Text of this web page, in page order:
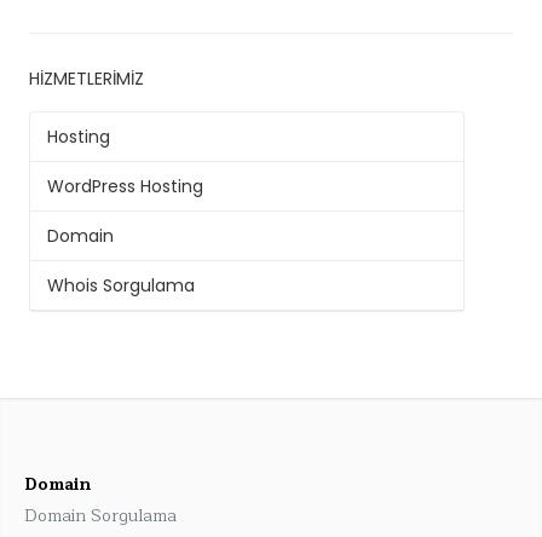
HIZMETLERIMIZ
Hosting
WordPress Hosting
Domain
Whois Sorgulama
Domain
Domain Sorgulama